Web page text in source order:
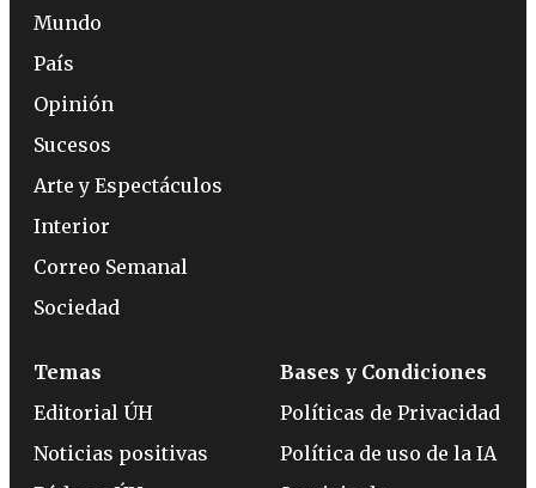
Mundo
País
Opinión
Sucesos
Arte y Espectáculos
Interior
Correo Semanal
Sociedad
Temas
Editorial ÚH
Noticias positivas
Bases y Condiciones
Políticas de Privacidad
Política de uso de la IA